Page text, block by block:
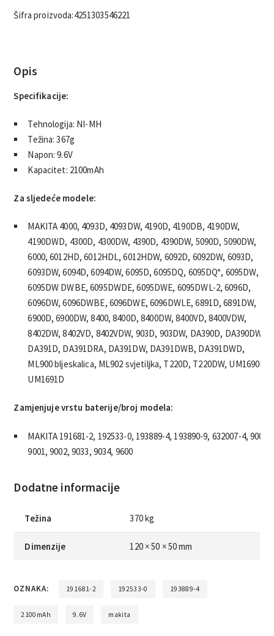
Šifra proizvoda:4251303546221
Opis
Specifikacije:
Tehnologija: NI-MH
Težina: 367g
Napon: 9.6V
Kapacitet: 2100mAh
Za sljedeće modele:
MAKITA 4000, 4093D, 4093DW, 4190D, 4190DB, 4190DW,
4190DWD, 4300D, 4300DW, 4390D, 4390DW, 5090D, 5090DW,
6000, 6012HD, 6012HDL, 6012HDW, 6092D, 6092DW, 6093D,
6093DW, 6094D, 6094DW, 6095D, 6095DQ, 6095DQ*, 6095DW,
6095DW DWBE, 6095DWDE, 6095DWE, 6095DWL-2, 6096D,
6096DW, 6096DWBE, 6096DWE, 6096DWLE, 6891D, 6891DW,
6900D, 6900DW, 8400, 8400D, 8400DW, 8400VD, 8400VDW,
8402DW, 8402VD, 8402VDW, 903D, 903DW, DA390D, DA390DW,
DA391D, DA391DRA, DA391DW, DA391DWB, DA391DWD,
ML900 bljeskalica, ML902 svjetiljka, T220D, T220DW, UM1690D,
UM1691D
Zamjenjuje vrstu baterije/broj modela:
MAKITA 191681-2, 192533-0, 193889-4, 193890-9, 632007-4, 9000,
9001, 9002, 9033, 9034, 9600
Dodatne informacije
Težina 370 kg
Dimenzije 120 × 50 × 50 mm
OZNAKA: 191681-2 192533-0 193889-4
2100mAh 9.6V makita